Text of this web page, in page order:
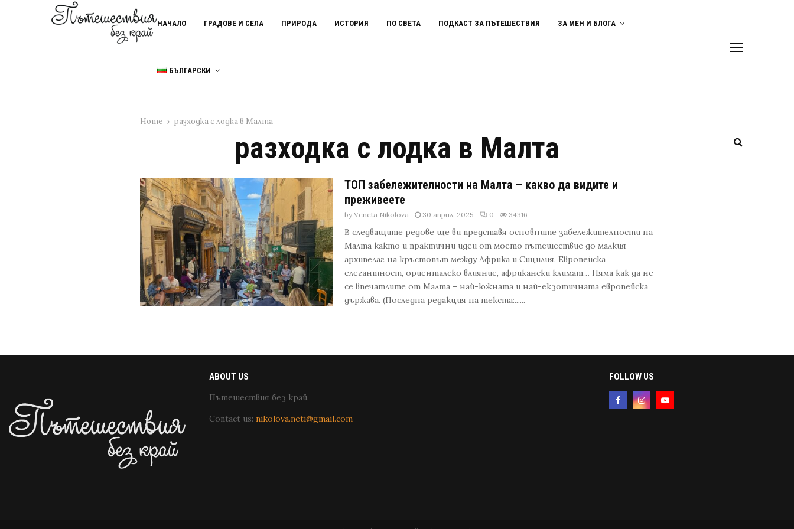
НАЧАЛО ГРАДОВЕ И СЕЛА ПРИРОДА ИСТОРИЯ ПО СВЕТА ПОДКАСТ ЗА ПЪТЕШЕСТВИЯ ЗА МЕН И БЛОГА
БЪЛГАРСКИ
Home разходка с лодка в Малта
разходка с лодка в Малта
ТОП забележителности на Малта – какво да видите и
преживеете
byVeneta Nikolova 30 април, 2025 0 34316
В следващите редове ще ви представя основните забележителности на
Малта както и практични идеи от моето пътешествие до малкия
архипелаг на кръстопът между Африка и Сицилия. Европейска
елегантност, ориенталско влияние, африкански климат… Няма как да не
се впечатлите от Малта – най-южната и най-екзотичната европейска
държава. (Последна редакция на текста:......
ABOUT US
Пътешествия без край.
Contact us: nikolova.neti@gmail.com
FOLLOW US